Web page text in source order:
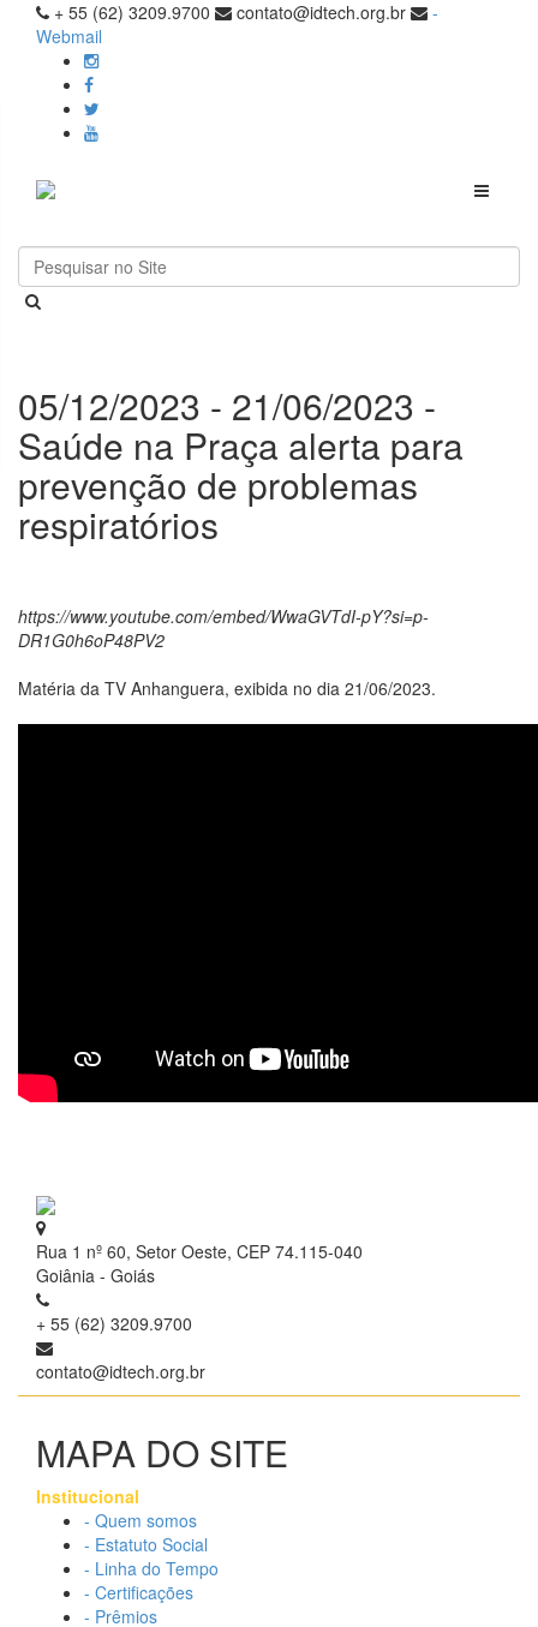
+ 55 (62) 3209.9700 contato@idtech.org.br
-
Webmail
Toggle
05/12/2023 - 21/06/2023 -
Saúde na Praça alerta para
prevenção de problemas
respiratórios
https://www.youtube.com/embed/WwaGVTdI-pY?si=p-
DR1G0h6oP48PV2
Matéria da TV Anhanguera, exibida no dia 21/06/2023.
Rua 1 nº 60, Setor Oeste, CEP 74.115-040
Goiânia - Goiás
+ 55 (62) 3209.9700
contato@idtech.org.br
MAPA DO SITE
Institucional
- Quem somos
- Estatuto Social
- Linha do Tempo
- Certificações
- Prêmios